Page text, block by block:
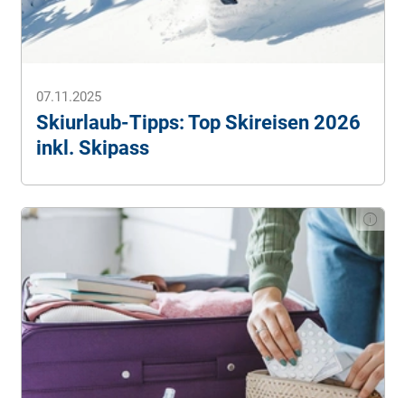
SnowDrex.
Packliste für den perfekten Skiurlaub. Was
braucht man zum Skifahren?
(Stand: 12.11.2025).
Urlaub . (Stand: 12.11.2025).
07.11.2025
Skiurlaub-Tipps: Top Skireisen 2026
inkl. Skipass